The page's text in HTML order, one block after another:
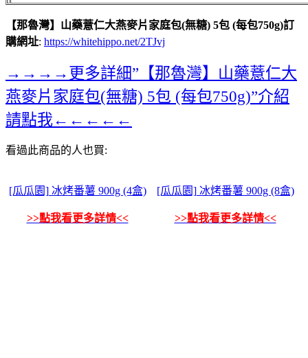
【那魯灣】山藥薏仁大燕麥片家庭包(無糖) 5包 (每包750g)訂
購網址: https://whitehippo.net/2TJvj
→→→→更多詳細”【那魯灣】山藥薏仁大
燕麥片家庭包(無糖) 5包 (每包750g)”介紹
請點我←←←←←
看過此商品的人也買:
[瓜瓜園] 冰烤番薯 900g (4盒)
>>點我看更多詳情<<
[瓜瓜園] 冰烤番薯 900g (8盒)
>>點我看更多詳情<<